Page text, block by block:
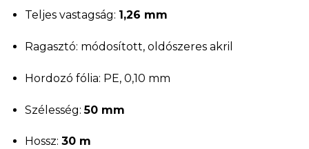
Teljes vastagság: 1,26 mm
Ragasztó: módosított, oldószeres akril
Hordozó fólia: PE, 0,10 mm
Szélesség:50 mm
Hossz: 30 m